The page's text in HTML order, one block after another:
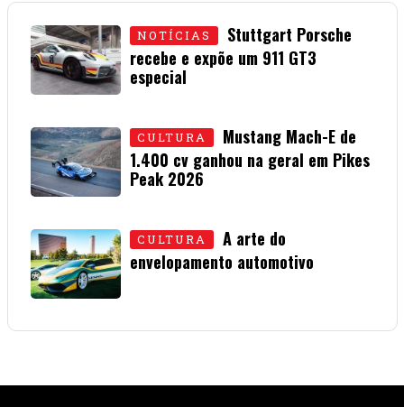
NOTÍCIAS
Stuttgart Porsche
recebe e expõe um 911 GT3
especial
CULTURA
Mustang Mach-E de
1.400 cv ganhou na geral em Pikes
Peak 2026
CULTURA
A arte do
envelopamento automotivo